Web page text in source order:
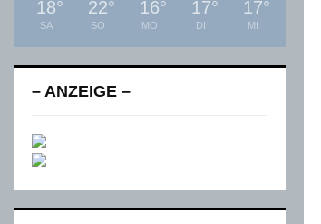
18°
SA
22°
SO
16°
MO
17°
DI
17°
MI
– ANZEIGE –